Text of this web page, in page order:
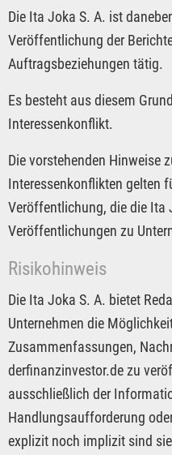
Die Ita Joka S. A. ist
Veröffentlichung der
Auftragsbeziehungen tätig.
Es besteht aus diesem
Interessenkonflikt.
Die vorstehenden Hinweise
Interessenkonflikten gelten
Veröffentlichung, die die Ita
Veröffentlichungen zu
Risikohinweis
Die Ita Joka S. A. bietet
Unternehmen die
Zusammenfassungen,
derfinanzinvestor.de zu
ausschließlich der
Handlungsaufforderung
explizit noch implizit sind